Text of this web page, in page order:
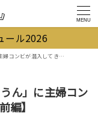
MENU
ール2026
てきた（動画あり）【前編】
ん」に主婦コン
編】